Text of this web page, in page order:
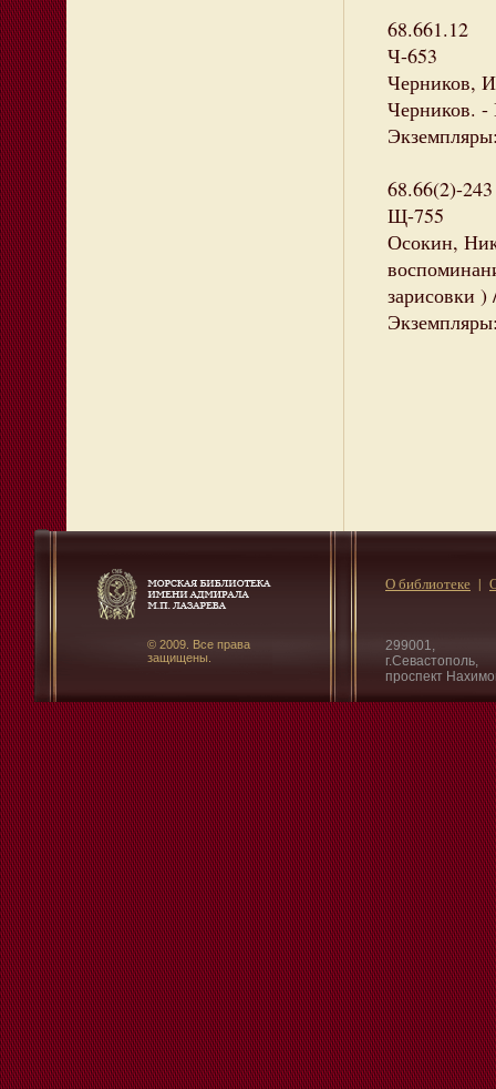
68.661.12
Ч-653
Черников,
Черников.
68.66(2)-243
Щ-755
Осокин,
зарисовки
© 2009. Все права
защищены.
299001,
г.Севастополь,
проспект
О библиотеке